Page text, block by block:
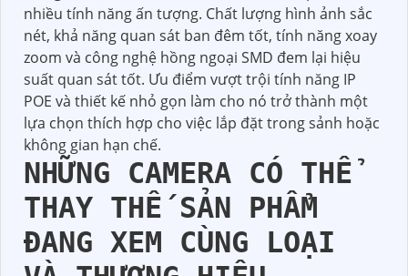
nhiều tính năng ấn tượng. Chất lượng hình ảnh sắc
nét, khả năng quan sát ban đêm tốt, tính năng xoay
zoom và công nghệ hồng ngoại SMD đem lại hiệu
suất quan sát tốt. Ưu điểm vượt trội tính năng IP
POE và thiết kế nhỏ gọn làm cho nó trở thành một
lựa chọn thích hợp cho việc lắp đặt trong sảnh hoặc
không gian hạn chế.
NHỮNG CAMERA CÓ THỂ
THAY THẾ SẢN PHẨM
ĐANG XEM CÙNG LOẠI